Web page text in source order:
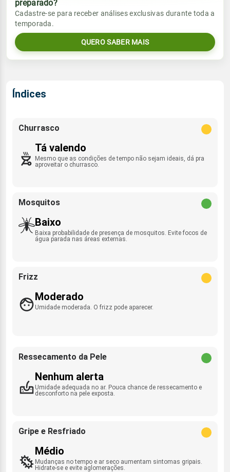
Umidade do ar
94% 99%
Rajada de vento
Sol
06:53h às 17:55h
Lua
Chuva
1.3mm
Umidade do ar
Vento
E - 12km/h
Rajada de vento
Sol
preparado?
Cadastre-se para receber análises exclusivas durante toda a
temporada.
QUERO SABER MAIS
Índices
Churrasco
Tá valendo
Mesmo que as condições de tempo não sejam ideais, dá pra
aproveitar o churrasco.
Mosquitos
Baixo
Baixa probabilidade de presença de mosquitos. Evite focos de
água parada nas áreas externas.
Frizz
Moderado
Umidade moderada. O frizz pode aparecer.
Ressecamento da Pele
Nenhum alerta
Umidade adequada no ar. Pouca chance de ressecamento e
desconforto na pele exposta.
Gripe e Resfriado
Médio
Mudanças no tempo e ar seco aumentam sintomas gripais.
Hidrate-se e evite aglomerações.